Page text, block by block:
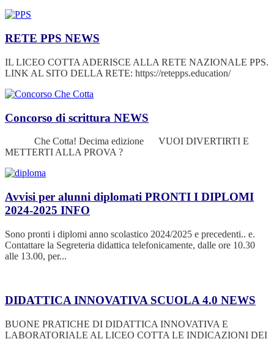
RETE PPS NEWS
IL LICEO COTTA ADERISCE ALLA RETE NAZIONALE PPS.
LINK AL SITO DELLA RETE: https://retepps.education/
Concorso di scrittura NEWS
Che Cotta! Decima edizione VUOI DIVERTIRTI E
METTERTI ALLA PROVA ?
Avvisi per alunni diplomati PRONTI I DIPLOMI
2024-2025 INFO
Sono pronti i diplomi anno scolastico 2024/2025 e precedenti.. e.
Contattare la Segreteria didattica telefonicamente, dalle ore 10.30
alle 13.00, per...
DIDATTICA INNOVATIVA SCUOLA 4.0 NEWS
BUONE PRATICHE DI DIDATTICA INNOVATIVA E
LABORATORIALE AL LICEO COTTA LE INDICAZIONI DEI